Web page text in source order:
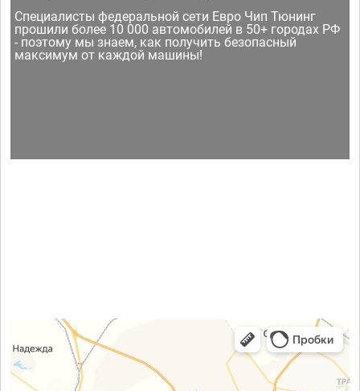
Специалисты федеральной сети Евро Чип Тюнинг
прошили более 10 000 автомобилей в 50+ городах РФ
- поэтому мы знаем, как получить безопасный
максимум от каждой машины!